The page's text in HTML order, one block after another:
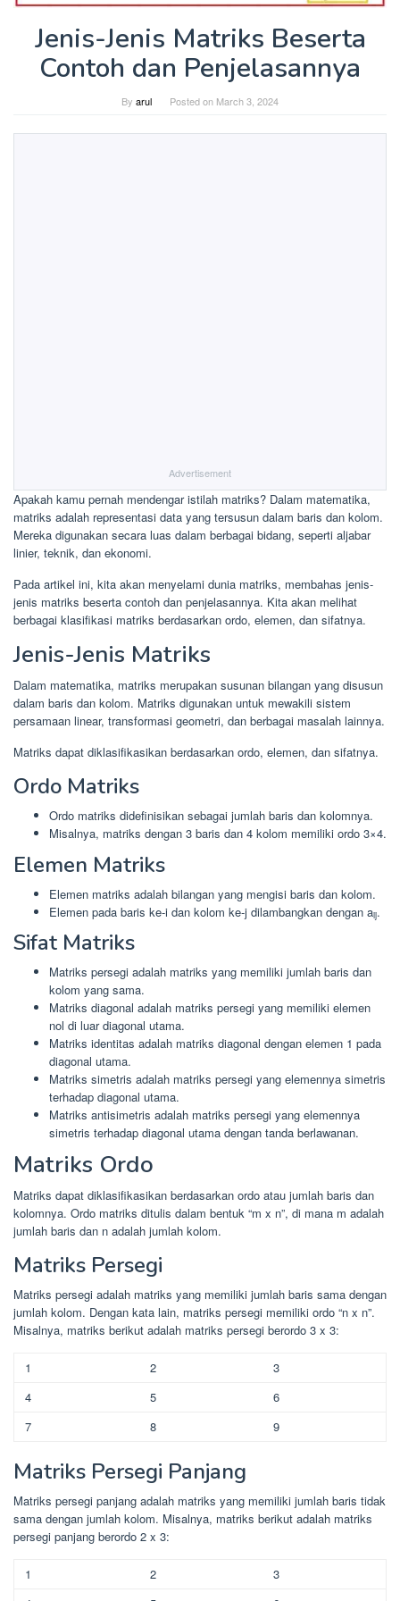
Jenis-Jenis Matriks Beserta
Contoh dan Penjelasannya
By arul Posted on March 3, 2024
Advertisement
Apakah kamu pernah mendengar istilah matriks? Dalam matematika,
matriks adalah representasi data yang tersusun dalam baris dan kolom.
Mereka digunakan secara luas dalam berbagai bidang, seperti aljabar
linier, teknik, dan ekonomi.
Pada artikel ini, kita akan menyelami dunia matriks, membahas jenis-
jenis matriks beserta contoh dan penjelasannya. Kita akan melihat
berbagai klasifikasi matriks berdasarkan ordo, elemen, dan sifatnya.
Jenis-Jenis Matriks
Dalam matematika, matriks merupakan susunan bilangan yang disusun
dalam baris dan kolom. Matriks digunakan untuk mewakili sistem
persamaan linear, transformasi geometri, dan berbagai masalah lainnya.
Matriks dapat diklasifikasikan berdasarkan ordo, elemen, dan sifatnya.
Ordo Matriks
Ordo matriks didefinisikan sebagai jumlah baris dan kolomnya.
Misalnya, matriks dengan 3 baris dan 4 kolom memiliki ordo 3×4.
Elemen Matriks
Elemen matriks adalah bilangan yang mengisi baris dan kolom.
Elemen pada baris ke-i dan kolom ke-j dilambangkan dengan aij.
Sifat Matriks
Matriks persegi adalah matriks yang memiliki jumlah baris dan
kolom yang sama.
Matriks diagonal adalah matriks persegi yang memiliki elemen
nol di luar diagonal utama.
Matriks identitas adalah matriks diagonal dengan elemen 1 pada
diagonal utama.
Matriks simetris adalah matriks persegi yang elemennya simetris
terhadap diagonal utama.
Matriks antisimetris adalah matriks persegi yang elemennya
simetris terhadap diagonal utama dengan tanda berlawanan.
Matriks Ordo
Matriks dapat diklasifikasikan berdasarkan ordo atau jumlah baris dan
kolomnya. Ordo matriks ditulis dalam bentuk “m x n”, di mana m adalah
jumlah baris dan n adalah jumlah kolom.
Matriks Persegi
Matriks persegi adalah matriks yang memiliki jumlah baris sama dengan
jumlah kolom. Dengan kata lain, matriks persegi memiliki ordo “n x n”.
Misalnya, matriks berikut adalah matriks persegi berordo 3 x 3:
1 2
3
4
5
6
7
8 9
Matriks Persegi Panjang
Matriks persegi panjang adalah matriks yang memiliki jumlah baris tidak
sama dengan jumlah kolom. Misalnya, matriks berikut adalah matriks
persegi panjang berordo 2 x 3:
1 2
3